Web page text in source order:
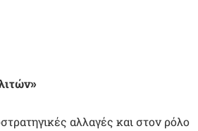
αλλαγές και στον ρόλο